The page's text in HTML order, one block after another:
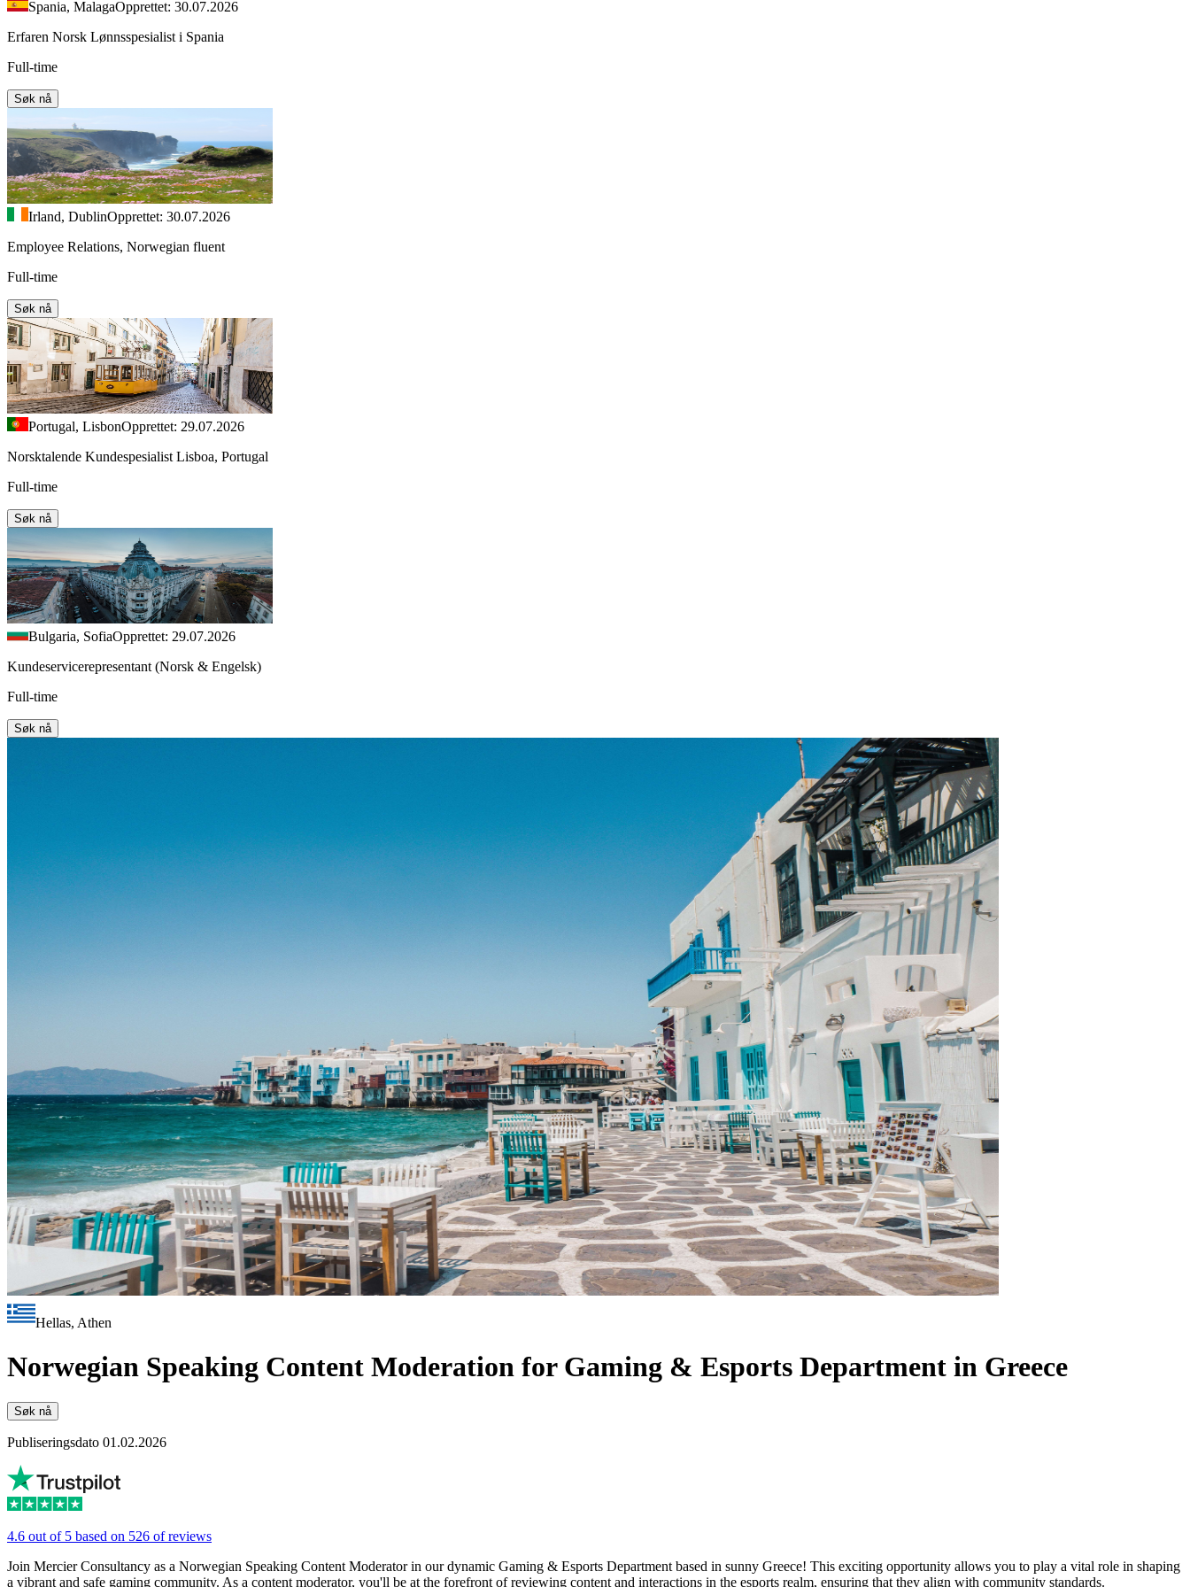
Spania, MalagaOpprettet: 30.07.2026
Erfaren Norsk Lønnsspesialist i Spania
Full-time
Søk nå
Irland, DublinOpprettet: 30.07.2026
Employee Relations, Norwegian fluent
Full-time
Søk nå
Portugal, LisbonOpprettet: 29.07.2026
Norsktalende Kundespesialist Lisboa, Portugal
Full-time
Søk nå
Bulgaria, SofiaOpprettet: 29.07.2026
Kundeservicerepresentant (Norsk & Engelsk)
Full-time
Søk nå
Hellas, Athen
Norwegian Speaking Content Moderation for Gaming & Esports Department in Greece
Søk nå
Publiseringsdato 01.02.2026
4.6 out of 5 based on 526 of reviews
Join Mercier Consultancy as a Norwegian Speaking Content Moderator in our dynamic Gaming & Esports Department based in sunny Greece! This exciting opportunity allows you to play a vital role in shaping
a vibrant and safe gaming community. As a content moderator, you'll be at the forefront of reviewing content and interactions in the esports realm, ensuring that they align with community standards.